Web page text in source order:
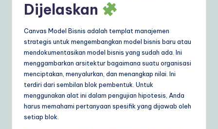
Dijelaskan
Canvas Model Bisnis adalah templat manajemen
strategis untuk mengembangkan model bisnis baru atau
mendokumentasikan model bisnis yang sudah ada. Ini
menggambarkan arsitektur bagaimana suatu organisasi
menciptakan, menyalurkan, dan menangkap nilai. Ini
terdiri dari sembilan blok pembentuk. Untuk
menggunakan alat ini dalam pengujian hipotesis, Anda
harus memahami pertanyaan spesifik yang dijawab oleh
setiap blok.